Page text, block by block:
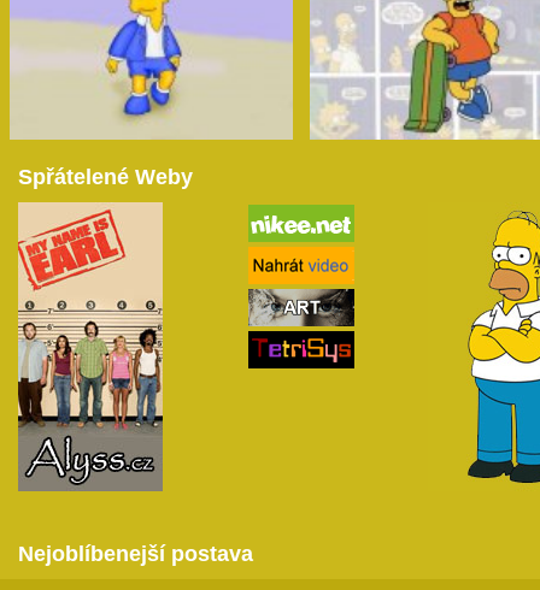
Spřátelené Weby
Nejoblíbenejší postava